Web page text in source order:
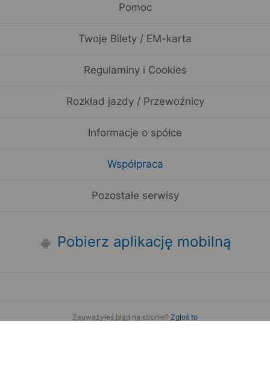
Pomoc
Twoje Bilety / EM-karta
Regulaminy i Cookies
Rozkład jazdy / Przewoźnicy
Informacje o spółce
Współpraca
Pozostałe serwisy
Pobierz aplikację mobilną
Zauważyłeś błąd na stronie? Zgłoś to